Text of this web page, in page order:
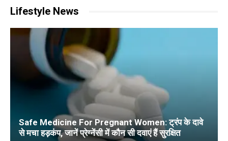
Lifestyle News
Safe Medicine For Pregnant Women: ट्रंप के दावे
से मचा हड़कंप, जानें प्रेग्नेंसी में कौन सी दवाएं हैं सुरक्षित